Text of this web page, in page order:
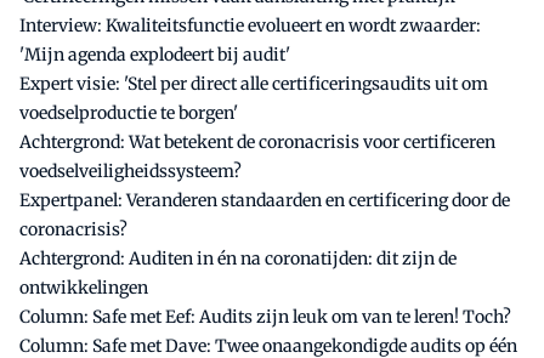
Interview: Kwaliteitsfunctie evolueert en wordt zwaarder:
'Mijn agenda explodeert bij audit'
Expert visie: 'Stel per direct alle certificeringsaudits uit om
voedselproductie te borgen'
Achtergrond: Wat betekent de coronacrisis voor certificeren
voedselveiligheidssysteem?
Expertpanel: Veranderen standaarden en certificering door de
coronacrisis?
Achtergrond: Auditen in én na coronatijden: dit zijn de
ontwikkelingen
Column: Safe met Eef: Audits zijn leuk om van te leren! Toch?
Column: Safe met Dave: Twee onaangekondigde audits op één